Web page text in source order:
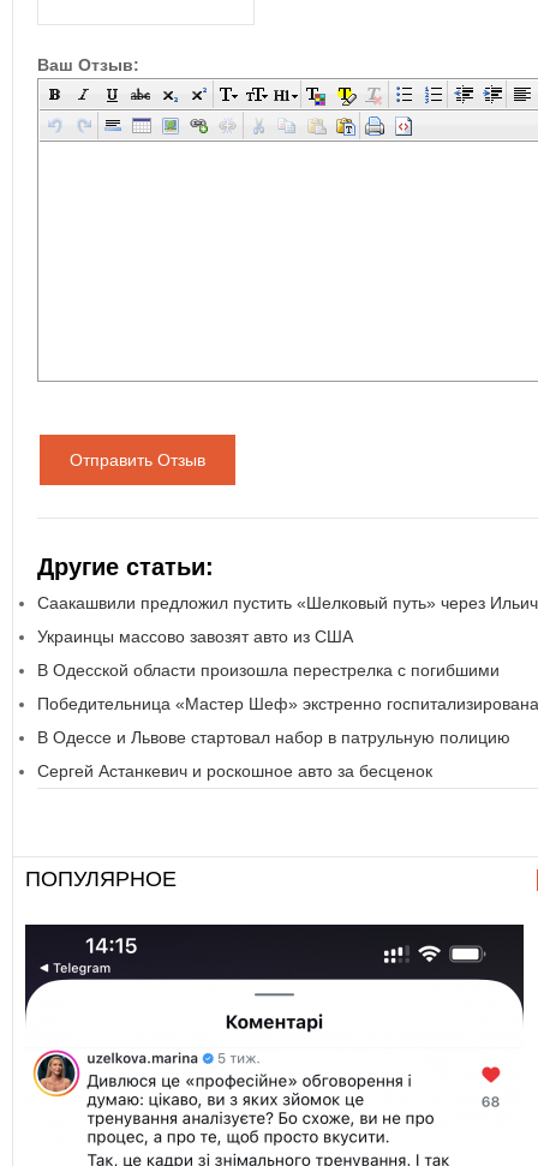
Ваш Отзыв:
Отправить Отзыв
Другие статьи:
Саакашвили предложил пустить «Шелковый путь» через
Украинцы массово завозят авто из США
В Одесской области произошла перестрелка с погибшими
Победительница «Мастер Шеф» экстренно госпитализирована
В Одессе и Львове стартовал набор в патрульную полицию
Сергей Астанкевич и роскошное авто за бесценок
ПОПУЛЯРНОЕ